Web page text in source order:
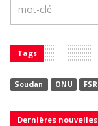
Tags
Soudan ONU FSR
Dernières nouvelles